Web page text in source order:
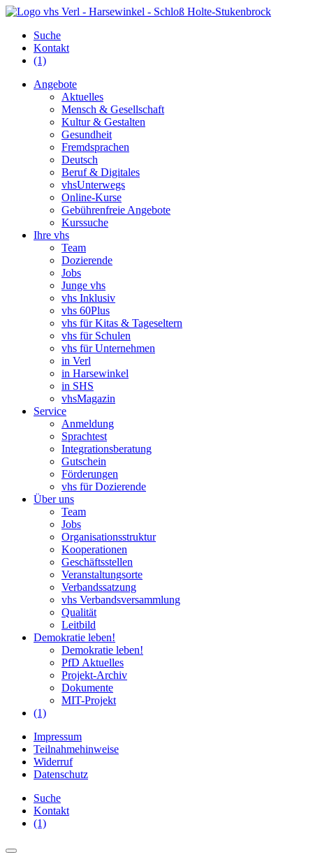
Suche
Kontakt
(1)
Angebote
Aktuelles
Mensch & Gesellschaft
Kultur & Gestalten
Gesundheit
Fremdsprachen
Deutsch
Beruf & Digitales
vhsUnterwegs
Online-Kurse
Gebührenfreie Angebote
Kurssuche
Ihre vhs
Team
Dozierende
Jobs
Junge vhs
vhs Inklusiv
vhs 60Plus
vhs für Kitas & Tageseltern
vhs für Schulen
vhs für Unternehmen
in Verl
in Harsewinkel
in SHS
vhsMagazin
Service
Anmeldung
Sprachtest
Integrationsberatung
Gutschein
Förderungen
vhs für Dozierende
Über uns
Team
Jobs
Organisationsstruktur
Kooperationen
Geschäftsstellen
Veranstaltungsorte
Verbandssatzung
vhs Verbandsversammlung
Qualität
Leitbild
Demokratie leben!
Demokratie leben!
PfD Aktuelles
Projekt-Archiv
Dokumente
MIT-Projekt
(1)
Impressum
Teilnahmehinweise
Widerruf
Datenschutz
Suche
Kontakt
(1)